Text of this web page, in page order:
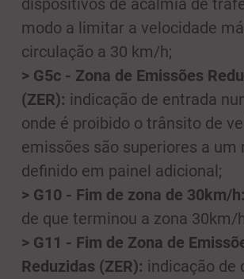
modo a limitar a velocidade
circulação a 30 km/h;
> G5c - Zona de Emissões
(ZER): indicação de entrada
onde é proibido o trânsito de
emissões são superiores a um
definido em painel adicional;
> G10 - Fim de zona de 30km/h:
de que terminou a zona 30km/
> G11 - Fim de Zona de
Reduzidas (ZER): indicação de